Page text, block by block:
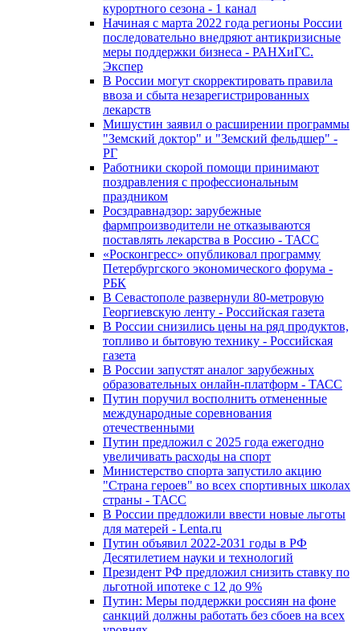
курортного сезона - 1 канал
Начиная с марта 2022 года регионы России
последовательно внедряют антикризисные
меры поддержки бизнеса - РАНХиГС.
Экспер
В России могут скорректировать правила
ввоза и сбыта незарегистрированных
лекарств
Мишустин заявил о расширении программы
"Земский доктор" и "Земский фельдшер" -
РГ
Работники скорой помощи принимают
поздравления с профессиональным
праздником
Росздравнадзор: зарубежные
фармпроизводители не отказываются
поставлять лекарства в Россию - ТАСС
«Росконгресс» опубликовал программу
Петербургского экономического форума -
РБК
В Севастополе развернули 80-метровую
Георгиевскую ленту - Российская газета
В России снизились цены на ряд продуктов,
топливо и бытовую технику - Российская
газета
В России запустят аналог зарубежных
образовательных онлайн-платформ - ТАСС
Путин поручил восполнить отмененные
международные соревнования
отечественными
Путин предложил с 2025 года ежегодно
увеличивать расходы на спорт
Министерство спорта запустило акцию
"Страна героев" во всех спортивных школах
страны - ТАСС
В России предложили ввести новые льготы
для матерей - Lenta.ru
Путин объявил 2022-2031 годы в РФ
Десятилетием науки и технологий
Президент РФ предложил снизить ставку по
льготной ипотеке с 12 до 9%
Путин: Меры поддержки россиян на фоне
санкций должны работать без сбоев на всех